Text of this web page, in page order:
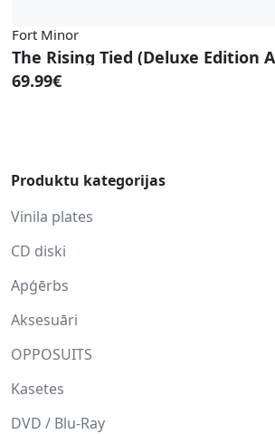
Fort Minor
The Rising Tied (Deluxe Edition
69.99€
Produktu kategorijas
Vinila plates
CD diski
Apģērbs
Aksesuāri
OPPOSUITS
Kasetes
DVD / Blu-Ray